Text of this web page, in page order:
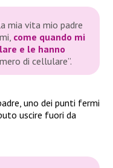
mia vita mio padre
come quando mi
e le hanno
di cellulare”.
uno dei punti fermi
uscire fuori da